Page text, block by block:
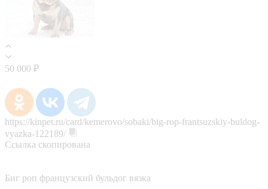
50 000 ₽
https://kinpet.ru/card/kemerovo/sobaki/big-rop-frantsuzskiy-buldog-
vyazka-122189/
Ссылка скопирована
Биг роп французский бульдог вязка